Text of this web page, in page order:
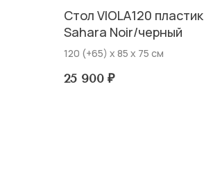
Стол VIOLA120 пластик
Sahara Noir/черный
120 (+65) х 85 х 75 см
25 900 ₽